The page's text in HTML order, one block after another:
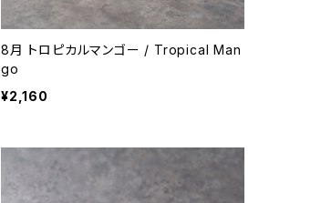
8月 トロピカルマンゴー / Tropical Man
go
¥2,160